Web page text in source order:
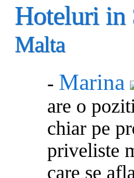
Hoteluri in
Malta
- Marina
are o
chiar pe
priveliste
care se